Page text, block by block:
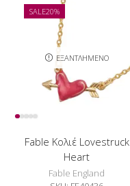
SALE20%
ΕΞΑΝΤΛΗΜΈΝΟ
Fable Κολιέ Lovestruck
Heart
Fable England